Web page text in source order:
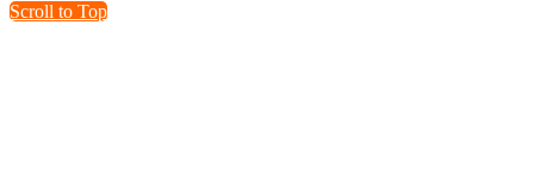
Scroll to Top